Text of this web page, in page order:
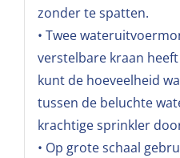
zonder te spatten.
• Twee
verstelbare kraan
kunt de hoeveelheid
tussen de beluchte
krachtige sprinkler
• Op grote schaal